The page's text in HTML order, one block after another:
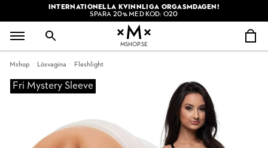
INTERNATIONELLA KVINNLIGA ORGASMDAGEN!
SPARA 20% MED KOD: O20
MSHOP.SE
Mshop Lösvagina Fleshlight
Fri Mystery Sleeve